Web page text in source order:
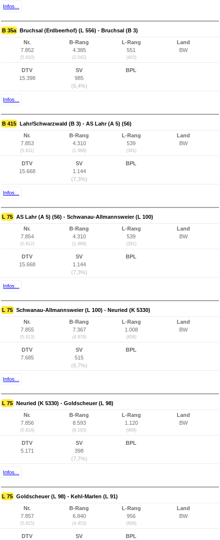
Infos...
B 35a Bruchsal (Erdbeerhof) (L 556) - Bruchsal (B 3)
Nr.
7.852
(5.810)
B-Rang
4.385
(2.042)
L-Rang
551
(403)
Land
BW
DTV
15.398
SV
985
(6,4%)
BPL
Infos...
B 415 Lahr/Schwarzwald (B 3) - AS Lahr (A 5) (56)
Nr.
7.853
(5.811)
B-Rang
4.310
(1.968)
L-Rang
539
(391)
Land
BW
DTV
15.668
SV
1.144
(7,3%)
BPL
Infos...
L 75 AS Lahr (A 5) (56) - Schwanau-Allmannsweier (L 100)
Nr.
7.854
(5.812)
B-Rang
4.310
(1.968)
L-Rang
539
(391)
Land
BW
DTV
15.668
SV
1.144
(7,3%)
BPL
Infos...
L 75 Schwanau-Allmannsweier (L 100) - Neuried (K 5330)
Nr.
7.855
(5.813)
B-Rang
7.367
(4.978)
L-Rang
1.008
(858)
Land
BW
DTV
7.685
SV
515
(6,7%)
BPL
Infos...
L 75 Neuried (K 5330) - Goldscheuer (L 98)
Nr.
7.856
(5.814)
B-Rang
8.593
(6.193)
L-Rang
1.120
(969)
Land
BW
DTV
5.171
SV
398
(7,7%)
BPL
Infos...
L 75 Goldscheuer (L 98) - Kehl-Marlen (L 91)
Nr.
7.857
(5.815)
B-Rang
6.840
(4.453)
L-Rang
956
(806)
Land
BW
DTV
SV
BPL